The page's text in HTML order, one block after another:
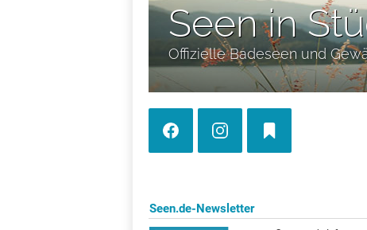
Seen in
Offizielle Badeseen und
Seen.de-Newsletter